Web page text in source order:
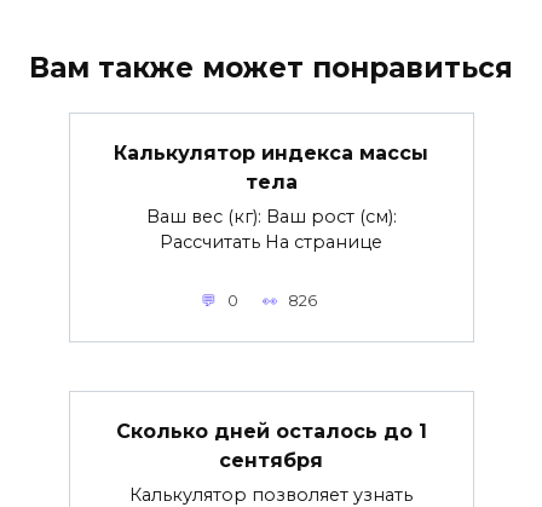
Вам также может понравиться
Калькулятор индекса массы
тела
Ваш вес (кг): Ваш рост (см):
Рассчитать На странице
0 826
Сколько дней осталось до 1
сентября
Калькулятор позволяет узнать